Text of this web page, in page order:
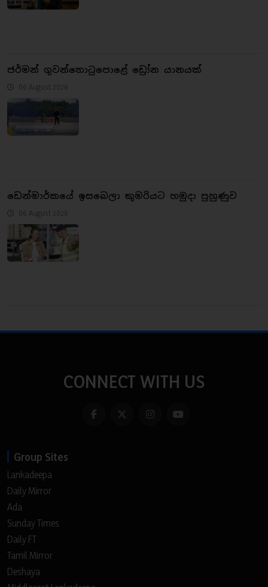
ජර්මන් ගුවන්තොටුපොළේ ඩ්‍රෝන යානයක්
06 August 2026
ඩෙන්මාර්කයේ ඉසබෙලා කුමරියට හමුදා පුහුණුව
06 August 2026
CONNECT WITH US
Group Sites
Lankadeepa
Daily Mirror
Ada
Sunday Times
Daily FT
Tamil Mirror
Deshaya